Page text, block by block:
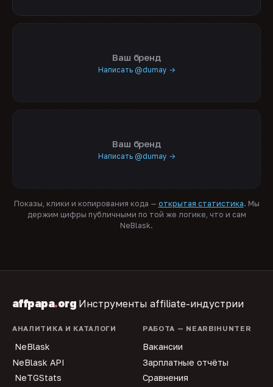
Ваш бренд
Написать @dumay →
Ваш бренд
Написать @dumay →
Показы, клики и копирования кода — открытая статистика. Мы
держим цифры публичными по той же логике, что и сам
NeBlask.
affpapa.org Инструменты affiliate-индустрии
АНАЛИТИКА И КАТАЛОГИ
NeBlask
NeBlask API
NeTGStats
РАБОТА — NEARBIHUNTER
Вакансии
Зарплатные отчёты
Сравнения